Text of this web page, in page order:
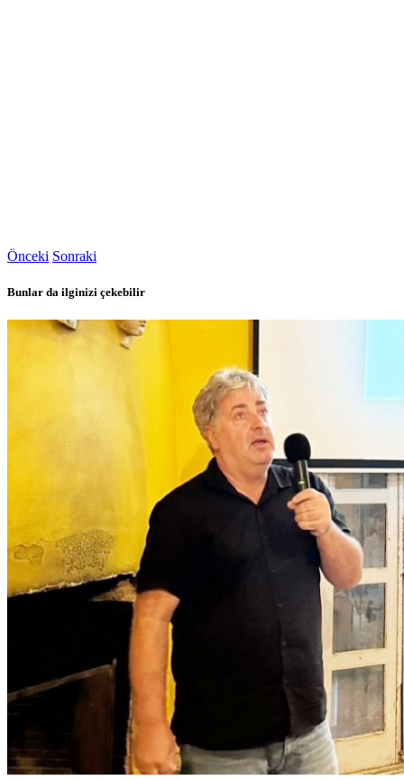
Önceki Sonraki
Bunlar da ilginizi çekebilir